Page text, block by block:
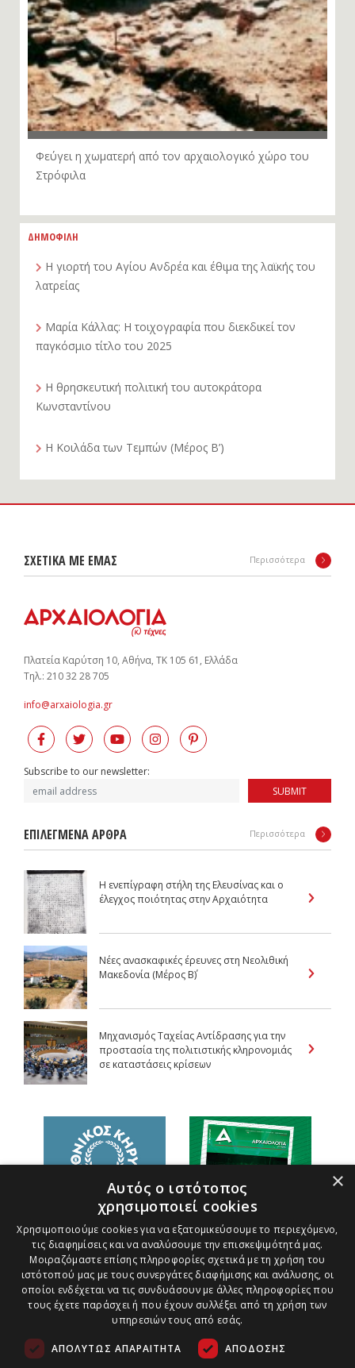
Φεύγει η χωματερή από τον αρχαιολογικό χώρο του
Στρόφιλα
ΔΗΜΟΦΙΛΗ
Η γιορτή του Αγίου Ανδρέα και έθιμα της λαϊκής του
λατρείας
Μαρία Κάλλας: Η τοιχογραφία που διεκδικεί τον
παγκόσμιο τίτλο του 2025
Η θρησκευτική πολιτική του αυτοκράτορα
Κωνσταντίνου
Η Κοιλάδα των Τεμπών (Μέρος Β’)
ΣΧΕΤΙΚΑ ΜΕ ΕΜΑΣ Περισσότερα
Πλατεία Καρύτση 10, Αθήνα, ΤΚ 105 61, Ελλάδα
Tηλ.: 210 32 28 705
info@arxaiologia.gr
Subscribe to our newsletter:
SUBMIT
ΕΠΙΛΕΓΜΕΝΑ ΑΡΘΡΑ Περισσότερα
Η ενεπίγραφη στήλη της Ελευσίνας και ο
έλεγχος ποιότητας στην Αρχαιότητα
Νέες ανασκαφικές έρευνες στη Νεολιθική
Μακεδονία (Μέρος Β΄)
Μηχανισμός Ταχείας Αντίδρασης για την
προστασία της πολιτιστικής κληρονομιάς
σε καταστάσεις κρίσεων
×
Αυτός ο ιστότοπος
χρησιμοποιεί cookies
Χρησιμοποιούμε cookies για να εξατομικεύσουμε το περιεχόμενο,
τις διαφημίσεις και να αναλύσουμε την επισκεψιμότητά μας.
Μοιραζόμαστε επίσης πληροφορίες σχετικά με τη χρήση του
ιστότοπού μας με τους συνεργάτες διαφήμισης και ανάλυσης, οι
οποίοι ενδέχεται να τις συνδυάσουν με άλλες πληροφορίες που
τους έχετε παράσχει ή που έχουν συλλέξει από τη χρήση των
υπηρεσιών τους από εσάς.
ΑΠΟΛΎΤΩΣ ΑΠΑΡΑΊΤΗΤΑ ΑΠΌΔΟΣΗΣ